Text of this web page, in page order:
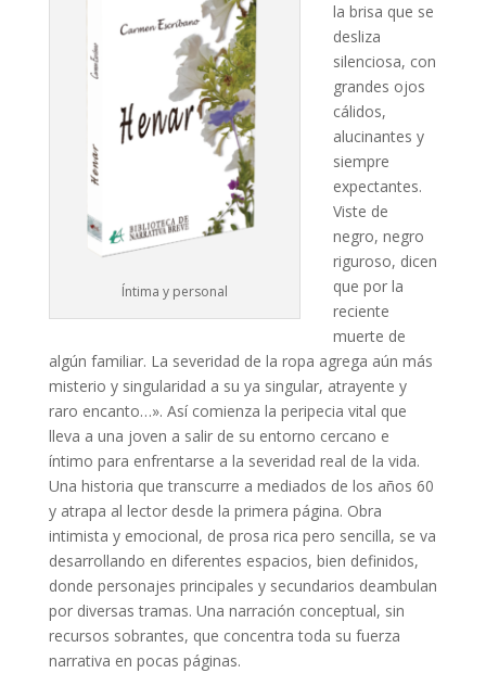
Íntima y personal
la brisa que se
desliza
silenciosa, con
grandes ojos
cálidos,
alucinantes y
siempre
expectantes.
Viste de
negro, negro
riguroso, dicen
que por la
reciente
muerte de
algún familiar. La severidad de la ropa agrega aún más
misterio y singularidad a su ya singular, atrayente y
raro encanto…». Así comienza la peripecia vital que
lleva a una joven a salir de su entorno cercano e
íntimo para enfrentarse a la severidad real de la vida.
Una historia que transcurre a mediados de los años 60
y atrapa al lector desde la primera página. Obra
intimista y emocional, de prosa rica pero sencilla, se va
desarrollando en diferentes espacios, bien definidos,
donde personajes principales y secundarios deambulan
por diversas tramas. Una narración conceptual, sin
recursos sobrantes, que concentra toda su fuerza
narrativa en pocas páginas.